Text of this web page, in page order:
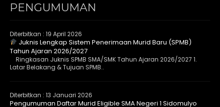
PENGUMUMAN
Diterbitkan : 19 April 2026
Juknis Lengkap Sistem Penerimaan Murid Baru (SPMB)
Tahun Ajaran 2026/2027
Ringkasan Juknis SPMB SMA/SMK Tahun Ajaran 2026/2027 1.
Latar Belakang & Tujuan SPMB..
Diterbitkan : 13 Januari 2026
Pengumuman Daftar Murid Eligible SMA Negeri 1 Sidomulyo